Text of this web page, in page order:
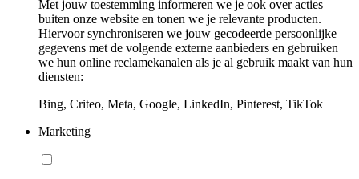
Met jouw toestemming informeren we je ook over acties
buiten onze website en tonen we je relevante producten.
Hiervoor synchroniseren we jouw gecodeerde persoonlijke
gegevens met de volgende externe aanbieders en gebruiken
we hun online reclamekanalen als je al gebruik maakt van hun
diensten:
Bing, Criteo, Meta, Google, LinkedIn, Pinterest, TikTok
Marketing